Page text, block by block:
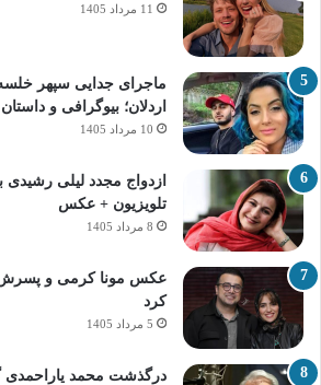
11 مرداد 1405
ماجرای جدایی سپهر
اردلان؛ بیوگرافی و
10 مرداد 1405
ازدواج مجدد لیلی رشیدی
تلویزیون + عکس
8 مرداد 1405
عکس مونا کرمی و پسرش
کرد
5 مرداد 1405
درگذشت محمد یاراحمدی